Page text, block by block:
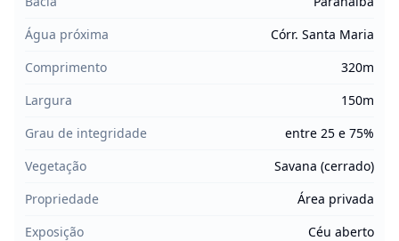
Água próxima
Córr. Santa Maria
Comprimento
320m
Largura
150m
Grau de integridade
entre 25 e 75%
Vegetação
Savana (cerrado)
Propriedade
Área privada
Exposição
Céu aberto